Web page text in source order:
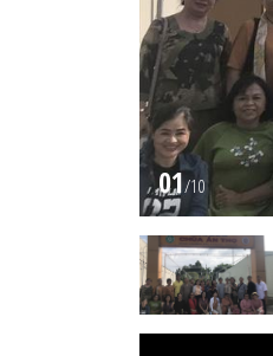
01/10